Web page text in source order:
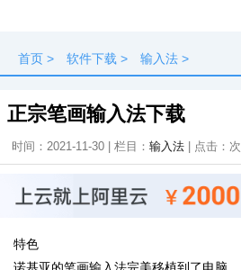
首页 > 软件下载 > 输入法 >
正宗笔画输入法下载
时间：2021-11-30 | 栏目： 输入法 | 点击： 次
特色